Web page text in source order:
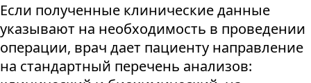
Если полученные клинические данные
указывают на необходимость в проведении
операции, врач дает пациенту направление
на стандартный перечень анализов: